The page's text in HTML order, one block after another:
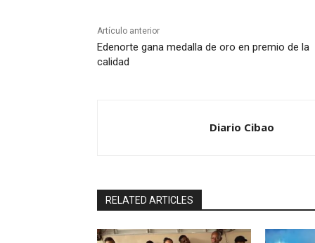
Artículo anterior
Edenorte gana medalla de oro en premio de la
calidad
Diario Cibao
RELATED ARTICLES